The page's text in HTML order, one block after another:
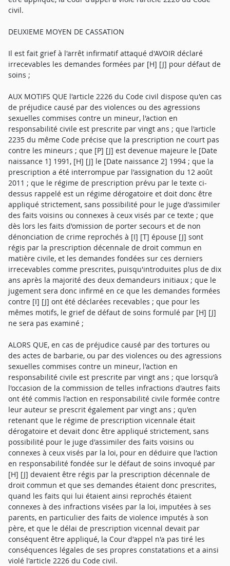
civil.
DEUXIEME MOYEN DE CASSATION
Il est fait grief à l'arrêt infirmatif attaqué d'AVOIR déclaré
irrecevables les demandes formées par [H] [J] pour défaut de
soins ;
AUX MOTIFS QUE l'article 2226 du Code civil dispose qu'en cas
de préjudice causé par des violences ou des agressions
sexuelles commises contre un mineur, l'action en
responsabilité civile est prescrite par vingt ans ; que l'article
2235 du même Code précise que la prescription ne court pas
contre les mineurs ; que [P] [J] est devenue majeure le [Date
naissance 1] 1991, [H] [J] le [Date naissance 2] 1994 ; que la
prescription a été interrompue par l'assignation du 12 août
2011 ; que le régime de prescription prévu par le texte ci-
dessus rappelé est un régime dérogatoire et doit donc être
appliqué strictement, sans possibilité pour le juge d'assimiler
des faits voisins ou connexes à ceux visés par ce texte ; que
dès lors les faits d'omission de porter secours et de non
dénonciation de crime reprochés à [I] [T] épouse [J] sont
régis par la prescription décennale de droit commun en
matière civile, et les demandes fondées sur ces derniers
irrecevables comme prescrites, puisqu'introduites plus de dix
ans après la majorité des deux demandeurs initiaux ; que le
jugement sera donc infirmé en ce que les demandes formées
contre [I] [J] ont été déclarées recevables ; que pour les
mêmes motifs, le grief de défaut de soins formulé par [H] [J]
ne sera pas examiné ;
ALORS QUE, en cas de préjudice causé par des tortures ou
des actes de barbarie, ou par des violences ou des agressions
sexuelles commises contre un mineur, l'action en
responsabilité civile est prescrite par vingt ans ; que lorsqu'à
l'occasion de la commission de telles infractions d'autres faits
ont été commis l'action en responsabilité civile formée contre
leur auteur se prescrit également par vingt ans ; qu'en
retenant que le régime de prescription vicennale était
dérogatoire et devait donc être appliqué strictement, sans
possibilité pour le juge d'assimiler des faits voisins ou
connexes à ceux visés par la loi, pour en déduire que l'action
en responsabilité fondée sur le défaut de soins invoqué par
[H] [J] devaient être régis par la prescription décennale de
droit commun et que ses demandes étaient donc prescrites,
quand les faits qui lui étaient ainsi reprochés étaient
connexes à des infractions visées par la loi, imputées à ses
parents, en particulier des faits de violence imputés à son
père, et que le délai de prescription vicennal devait par
conséquent être appliqué, la Cour d'appel n'a pas tiré les
conséquences légales de ses propres constatations et a ainsi
violé l'article 2226 du Code civil.